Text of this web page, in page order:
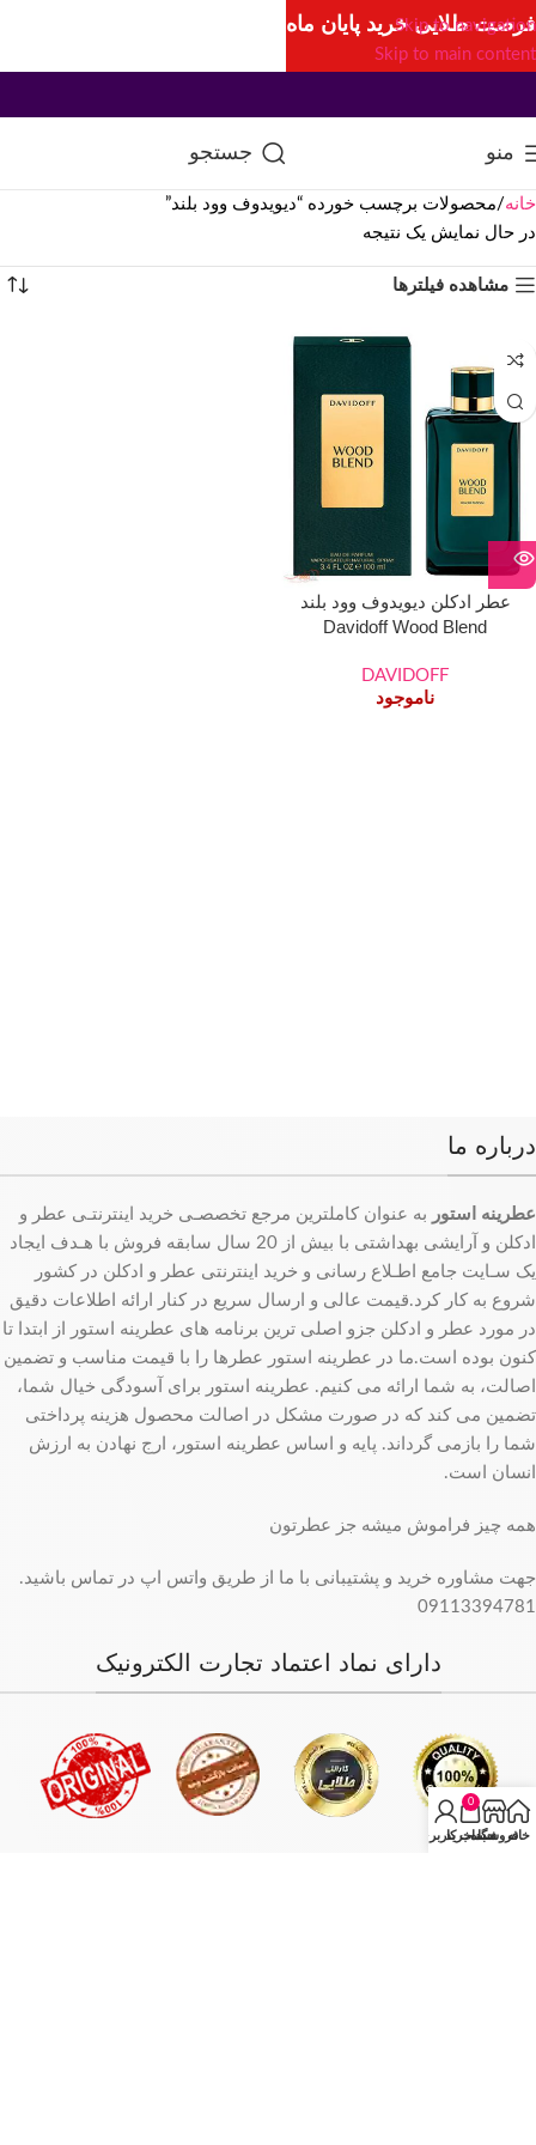
Skip to navigation
Skip to main content
منو جستجو
خانه محصولات برچسب خورده “دیویدوف وود بلند”
در حال نمایش یک نتیجه
مشاهده فیلترها
عطر ادکلن دیویدوف وود بلند
Davidoff Wood Blend
DAVIDOFF
ناموجود
درباره ما
عطرینه استور به عنوان کاملترین مرجع تخصصـی خرید اینترنتـی عطر و
ادکلن و آرایشی بهداشتی با بیش از 20 سال سابقه فروش با هـدف ایجاد
یک سـایت جامع اطـلاع رسانی و خرید اینترنتی عطر و ادکلن در کشور
شروع به کار کرد.قیمت عالی و ارسال سریع در کنار ارائه اطلاعات دقیق
در مورد عطر و ادکلن جزو اصلی ترین برنامه های عطرینه استور از ابتدا تا
کنون بوده است.ما در عطرینه استور عطرها را با قیمت مناسب و تضمین
اصالت، به شما ارائه می کنیم. عطرینه استور برای آسودگی خیال شما،
تضمین می کند که در صورت مشکل در اصالت محصول هزینه پرداختی
شما را بازمی گرداند. پایه و اساس عطرینه استور، ارج نهادن به ارزش
انسان است.
همه چیز فراموش میشه جز عطرتون
جهت مشاوره خرید و پشتیبانی با ما از طریق واتس اپ در تماس باشید.
09113394781
دارای نماد اعتماد تجارت الکترونیک
فرصت طلایی خرید پایان ماه
خانهفروشگاه
0
سبد خرید
حساب کاربری من